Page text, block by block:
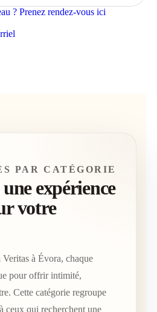
? Prenez rendez-vous ici
PAR CATÉGORIE
une expérience
votre
à Évora, chaque
pour offrir intimité,
Cette catégorie regroupe
ceux qui recherchent une